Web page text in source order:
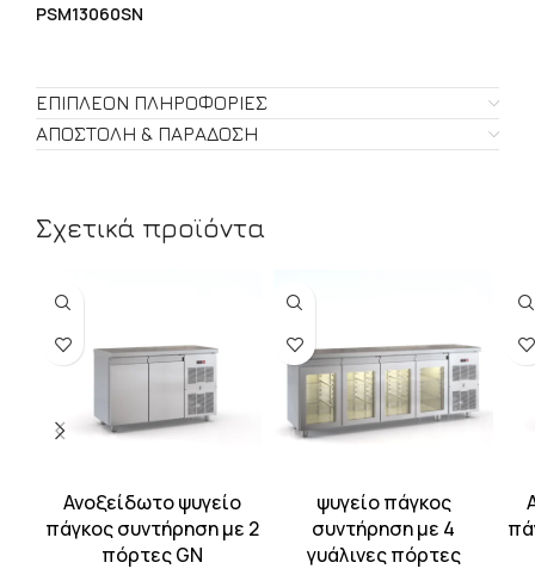
PSM13060SN
ΕΠΙΠΛΈΟΝ ΠΛΗΡΟΦΟΡΊΕΣ
ΑΠΟΣΤΟΛΉ & ΠΑΡΆΔΟΣΗ
Σχετικά προϊόντα
Ανοξείδωτο ψυγείο
πάγκος συντήρηση με 2
πόρτες GN
ψυγείο πάγκος
συντήρηση με 4
γυάλινες πόρτες